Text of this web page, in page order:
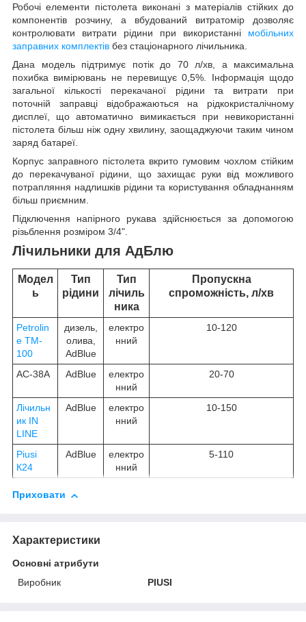
Робочі елементи пістолета виконані з матеріалів стійких до
компонентів розчину, а вбудований витратомір дозволяє
контролювати витрати рідини при використанні мобільних
заправних комплектів без стаціонарного лічильника.
Дана модель підтримує потік до 70 л/хв, а максимальна
похибка вимірювань не перевищує 0,5%. Інформація щодо
загальної кількості перекачаної рідини та витрати при
поточній заправці відображаються на рідкокристалічному
дисплеї, що автоматично вимикається при невикористанні
пістолета більш ніж одну хвилину, заощаджуючи таким чином
заряд батареї.
Корпус заправного пістолета вкрито гумовим чохлом стійким
до перекачуваної рідини, що захищає руки від можливого
потрапляння надлишків рідини та користування обладнанням
більш приємним.
Підключення напірного рукава здійснюється за допомогою
різьблення розміром 3/4".
Лічильники для АдБлю
Модел
ь
Тип
рідини
Тип
лічиль
ника
Пропускна
спроможність, л/хв
Petrolin
e TM-
100
дизель,
олива,
AdBlue
електро
нний
10-120
AC-38A AdBlue
електро
нний
20-70
Лічильн
ик IN
LINE
AdBlue
електро
нний
10-150
Piusi
К24
AdBlue
електро
нний
5-110
Приховати
Характеристики
Основні атрибути
Виробник
PIUSI